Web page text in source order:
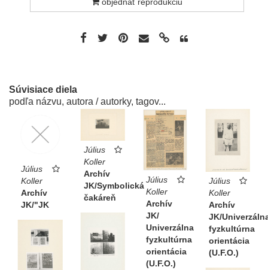
Súvisiace diela
podľa názvu, autora / autorky, tagov...
Július
Koller
Archív
JK/"JK
Július
Koller
Archív
JK/Symbolická
čakáreň
Július
Koller
Archív
JK/
Univerzálna
fyzkultúrna
orientácia
(U.F.O.)
Július
Koller
Archív
JK/
fyzkultúrna
orientácia
(U.F.O.)